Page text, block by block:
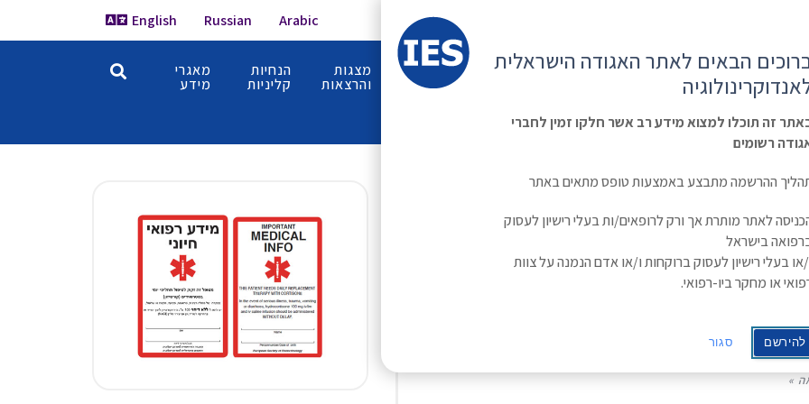
Arabic
Russian
English
ראשי משולחן מפגשים קורס
מתקדם
מצגות
והרצאות
הנחיות
קליניות
מאגרי
מידע
בטיפול באוסטיאופורוזיס תוך שימוש בסמנים
של שיחלוף העצם
איריס ורד.
»
הבאים לאתר האגודה הישראלית
זה תוכלו למצוא מידע רב אשר חלקו זמין לחברי
רשומים
ההרשמה מתבצע באמצעות טופס מתאים באתר
לאתר מותרת אך ורק לרופאים/ות בעלי רישיון לעסוק
בישראל
או בעלי רישיון לעסוק ברוקחות ו/או אדם הנמנה על צוות
או מחקר ביו-רפואי.
להירשם סגור